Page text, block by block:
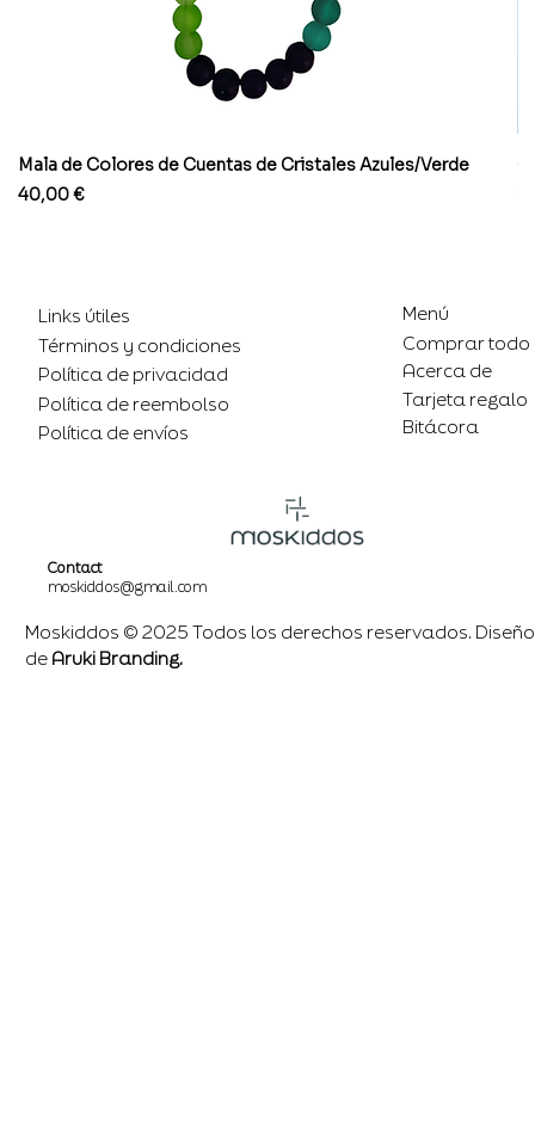
Mala de Colores de Cuentas de Cristales Azules/Verde
Precio
40,00 €
Links útiles
Términos y condiciones
Política de privacidad
Política de reembolso
Política de envíos
Menú
Comprar todo
Acerca de
Tarjeta regalo
Bitácora
Contact
moskiddos@gmail.com
Moskiddos © 2025 Todos los derechos reservados. Diseño
de Aruki Branding.